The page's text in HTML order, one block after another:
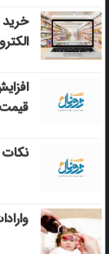
خرید
قیمت
نکات